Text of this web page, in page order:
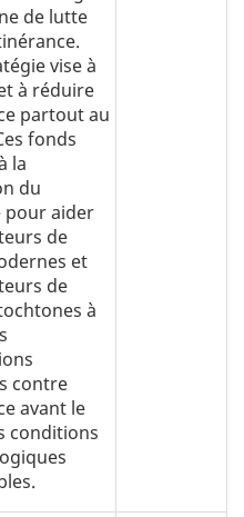
de lutte
vise à
à réduire
partout au
fonds
la
du
pour aider
de
et
de
à
contre
avant le
conditions